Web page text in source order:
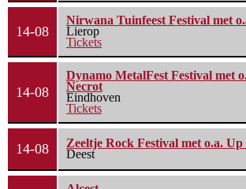
14-08
Nirwana Tuinfeest Festival met
Lierop
Tickets
14-08
Dynamo MetalFest Festival met
Necrot
Eindhoven
Tickets
14-08
Zeeltje Rock Festival met o.a.
Deest